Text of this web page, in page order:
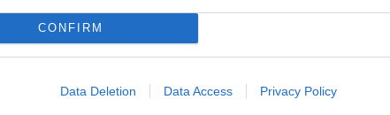
CONFIRM
Data Deletion Data Access Privacy Policy
suposa una oportunitat per a gaudir de
Calp, així com per a col·laborar amb
benèfiques i de caràcter festiu de la